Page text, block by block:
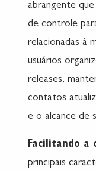
abrangente
de controle
relacionadas à
usuários
releases,
contatos
e o alcance de
Facilitando a
principais